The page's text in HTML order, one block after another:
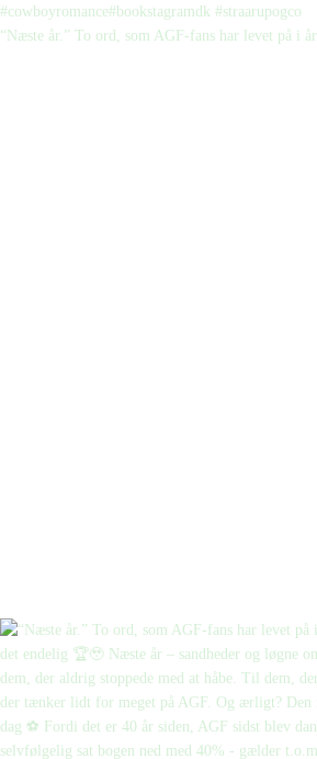
“Næste år.” To ord, som AGF-fans har levet på i år